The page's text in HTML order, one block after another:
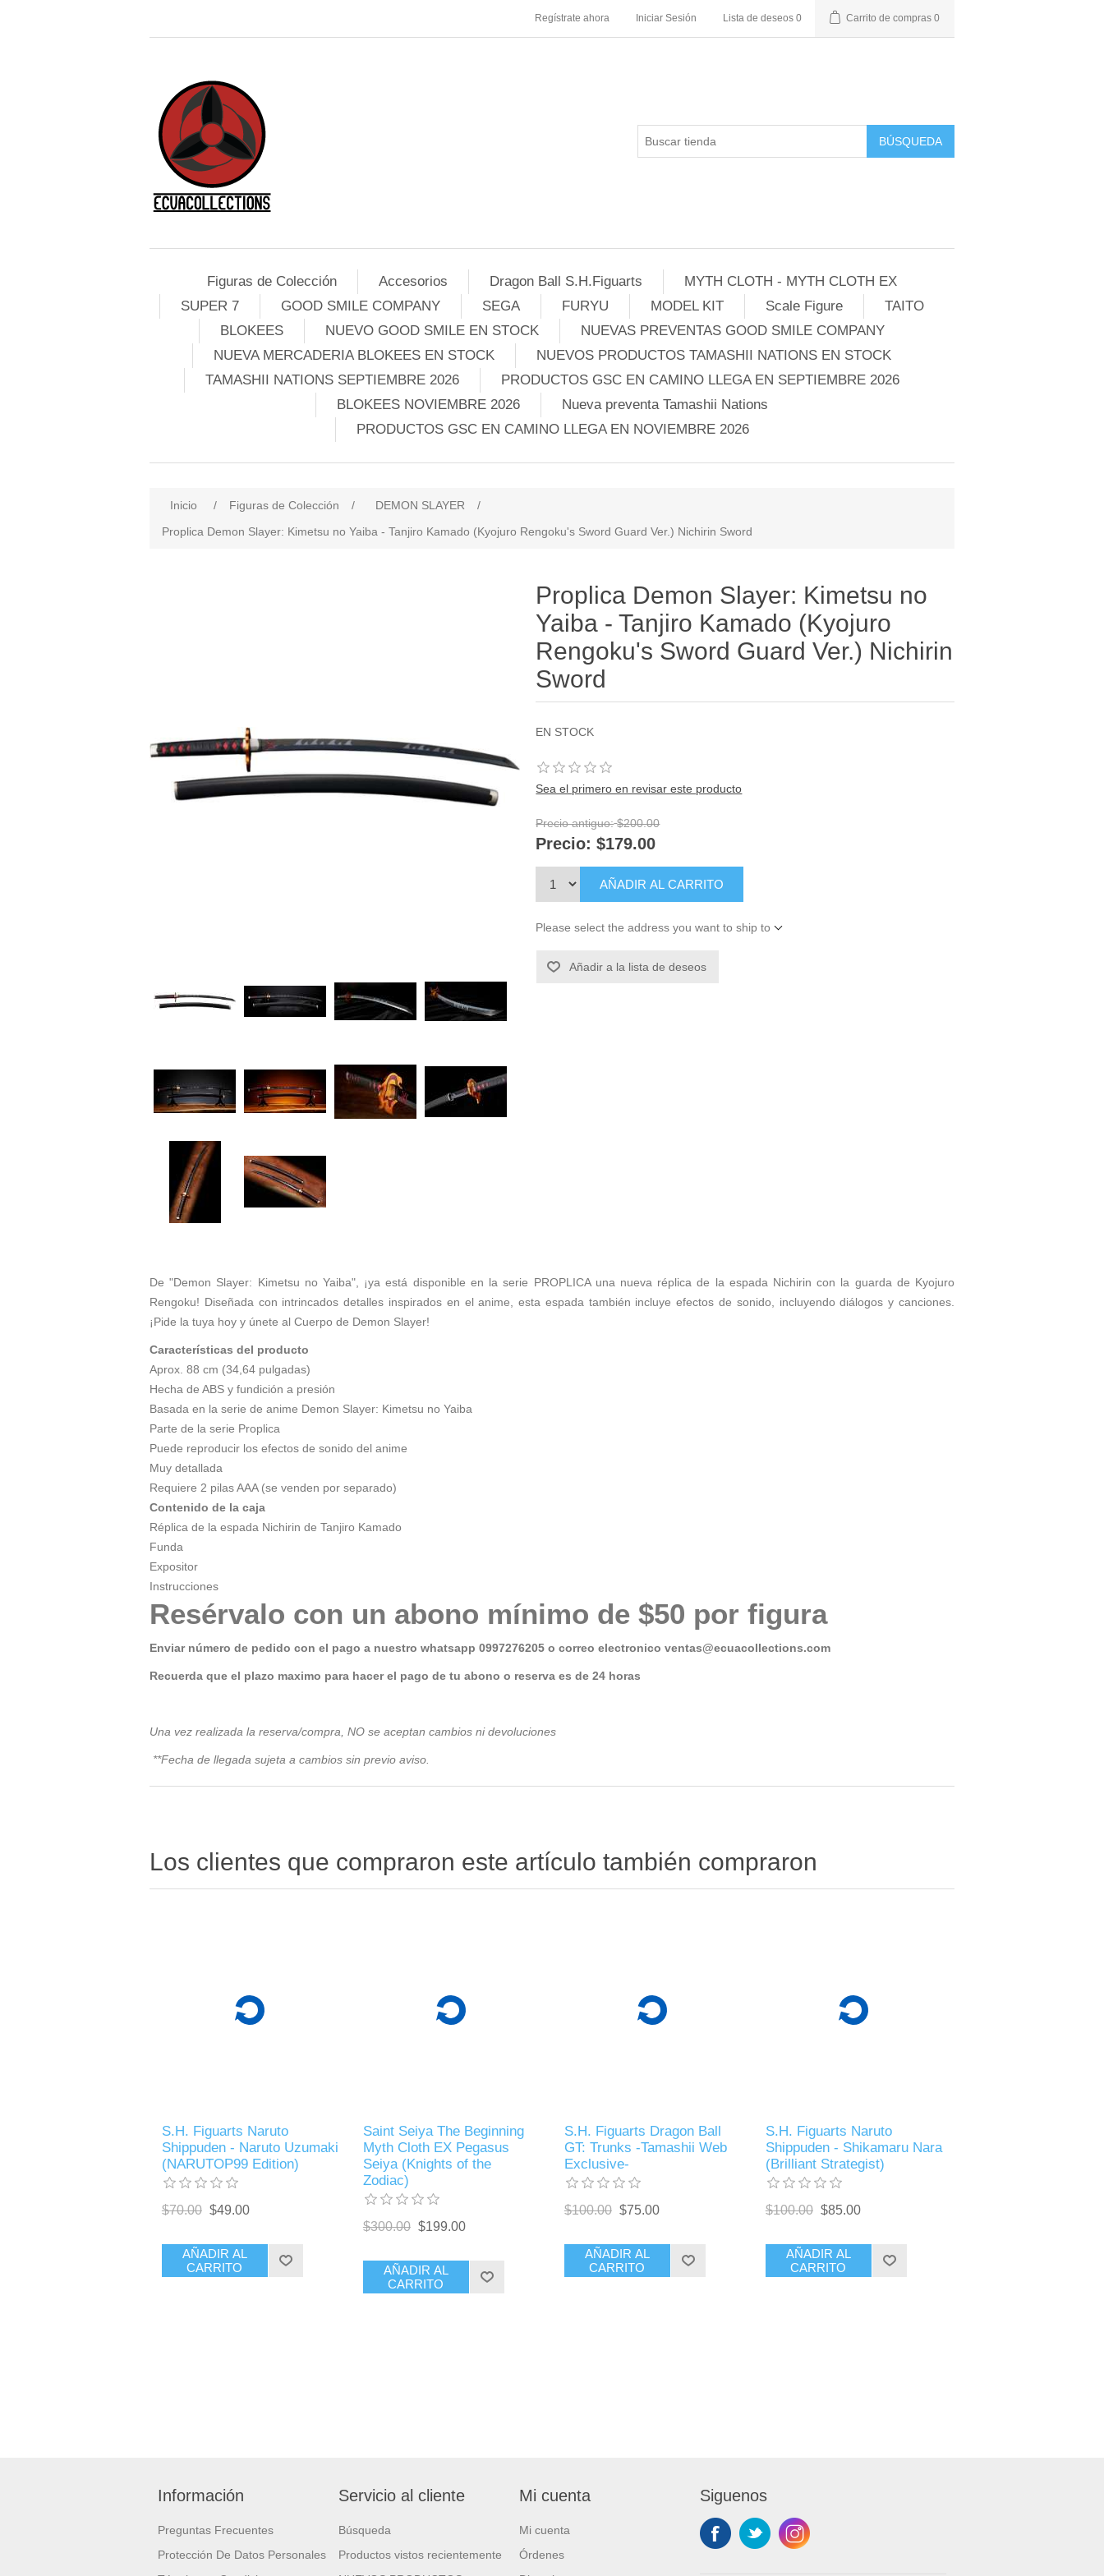
Regístrate ahora Iniciar Sesión Lista de deseos 0 Carrito de compras 0
BÚSQUEDA
Figuras de Colección Accesorios Dragon Ball S.H.Figuarts
MYTH CLOTH - MYTH CLOTH EX
SUPER 7
GOOD SMILE COMPANY SEGA FURYU MODEL KIT Scale Figure
TAITO
BLOKEES
NUEVO GOOD SMILE EN STOCK
NUEVAS PREVENTAS GOOD SMILE COMPANY
NUEVA MERCADERIA BLOKEES EN STOCK
NUEVOS PRODUCTOS TAMASHII NATIONS EN STOCK
TAMASHII NATIONS SEPTIEMBRE 2026
PRODUCTOS GSC EN CAMINO LLEGA EN SEPTIEMBRE 2026
BLOKEES NOVIEMBRE 2026
Nueva preventa Tamashii Nations
PRODUCTOS GSC EN CAMINO LLEGA EN NOVIEMBRE 2026
Inicio / Figuras de Colección / DEMON SLAYER
/
Proplica Demon Slayer: Kimetsu no Yaiba - Tanjiro Kamado (Kyojuro Rengoku's Sword Guard Ver.) Nichirin Sword
Proplica Demon Slayer: Kimetsu no
Yaiba - Tanjiro Kamado (Kyojuro
Rengoku's Sword Guard Ver.) Nichirin
Sword
EN STOCK
Sea el primero en revisar este producto
Precio antiguo: $200.00
Precio: $179.00
AÑADIR AL CARRITO
Please select the address you want to ship to
Añadir a la lista de deseos
De "Demon Slayer: Kimetsu no Yaiba", ¡ya está disponible en la serie PROPLICA una nueva réplica de la espada Nichirin con la guarda de Kyojuro
Rengoku! Diseñada con intrincados detalles inspirados en el anime, esta espada también incluye efectos de sonido, incluyendo diálogos y canciones.
¡Pide la tuya hoy y únete al Cuerpo de Demon Slayer!
Características del producto
Aprox. 88 cm (34,64 pulgadas)
Hecha de ABS y fundición a presión
Basada en la serie de anime Demon Slayer: Kimetsu no Yaiba
Parte de la serie Proplica
Puede reproducir los efectos de sonido del anime
Muy detallada
Requiere 2 pilas AAA (se venden por separado)
Contenido de la caja
Réplica de la espada Nichirin de Tanjiro Kamado
Funda
Expositor
Instrucciones
Resérvalo con un abono mínimo de $50 por figura
Enviar número de pedido con el pago a nuestro whatsapp 0997276205 o correo electronico ventas@ecuacollections.com
Recuerda que el plazo maximo para hacer el pago de tu abono o reserva es de 24 horas
Una vez realizada la reserva/compra, NO se aceptan cambios ni devoluciones
**Fecha de llegada sujeta a cambios sin previo aviso.
Los clientes que compraron este artículo también compraron
S.H. Figuarts Naruto
Shippuden - Naruto Uzumaki
(NARUTOP99 Edition)
$70.00 $49.00
AÑADIR AL
CARRITO
Saint Seiya The Beginning
Myth Cloth EX Pegasus
Seiya (Knights of the
Zodiac)
$300.00 $199.00
AÑADIR AL
CARRITO
S.H. Figuarts Dragon Ball
GT: Trunks -Tamashii Web
Exclusive-
$100.00 $75.00
AÑADIR AL
CARRITO
S.H. Figuarts Naruto
Shippuden - Shikamaru Nara
(Brilliant Strategist)
$100.00 $85.00
AÑADIR AL
CARRITO
Información
Preguntas Frecuentes
Protección De Datos Personales
Servicio al cliente
Búsqueda
Productos vistos recientemente
Mi cuenta
Mi cuenta
Órdenes
Siguenos